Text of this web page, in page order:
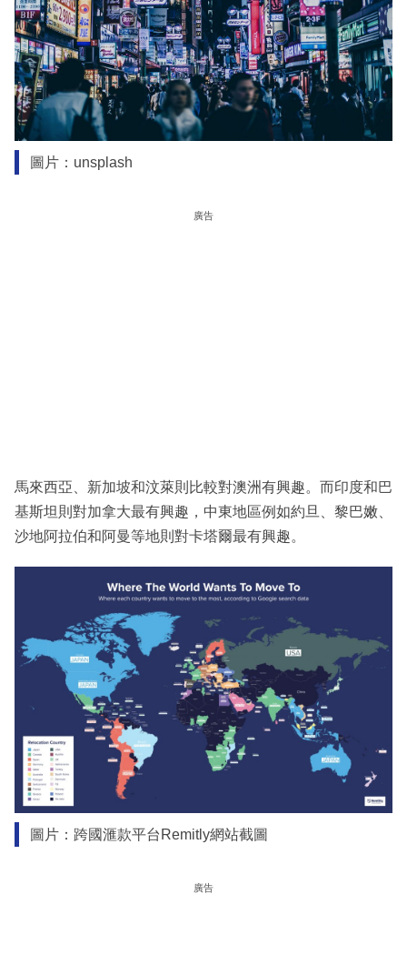
圖片：unsplash
廣告
馬來西亞、新加坡和汶萊則比較對澳洲有興趣。而印度和巴
基斯坦則對加拿大最有興趣，中東地區例如約旦、黎巴嫩、
沙地阿拉伯和阿曼等地則對卡塔爾最有興趣。
圖片：跨國滙款平台Remitly網站截圖
廣告